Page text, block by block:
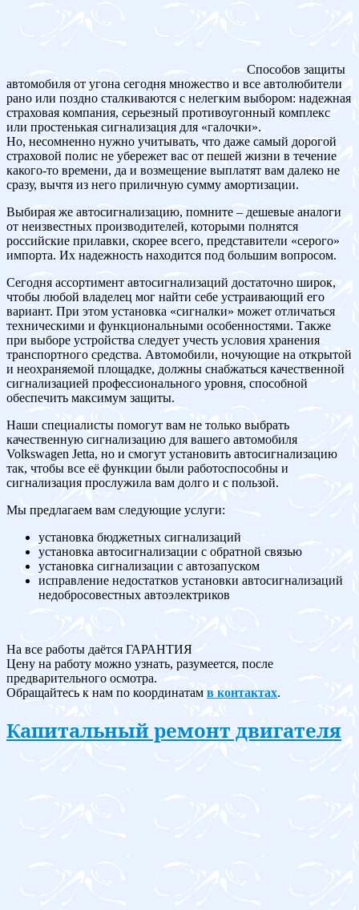
Способов защиты
автомобиля от угона сегодня множество и все автолюбители
рано или поздно сталкиваются с нелегким выбором: надежная
страховая компания, серьезный противоугонный комплекс
или простенькая сигнализация для «галочки».
Но, несомненно нужно учитывать, что даже самый дорогой
страховой полис не убережет вас от пешей жизни в течение
какого-то времени, да и возмещение выплатят вам далеко не
сразу, вычтя из него приличную сумму амортизации.
Выбирая же автосигнализацию, помните – дешевые аналоги
от неизвестных производителей, которыми полнятся
российские прилавки, скорее всего, представители «серого»
импорта. Их надежность находится под большим вопросом.
Сегодня ассортимент автосигнализаций достаточно широк,
чтобы любой владелец мог найти себе устраивающий его
вариант. При этом установка «сигналки» может отличаться
техническими и функциональными особенностями. Также
при выборе устройства следует учесть условия хранения
транспортного средства. Автомобили, ночующие на открытой
и неохраняемой площадке, должны снабжаться качественной
сигнализацией профессионального уровня, способной
обеспечить максимум защиты.
Наши специалисты помогут вам не только выбрать
качественную сигнализацию для вашего автомобиля
Volkswagen Jetta, но и смогут установить автосигнализацию
так, чтобы все её функции были работоспособны и
сигнализация прослужила вам долго и с пользой.
Мы предлагаем вам следующие услуги:
установка бюджетных сигнализаций
установка автосигнализации с обратной связью
установка сигнализации с автозапуском
исправление недостатков установки автосигнализаций
недобросовестных автоэлектриков
На все работы даётся ГАРАНТИЯ
Цену на работу можно узнать, разумеется, после
предварительного осмотра.
Обращайтесь к нам по координатам в контактах.
Капитальный ремонт двигателя